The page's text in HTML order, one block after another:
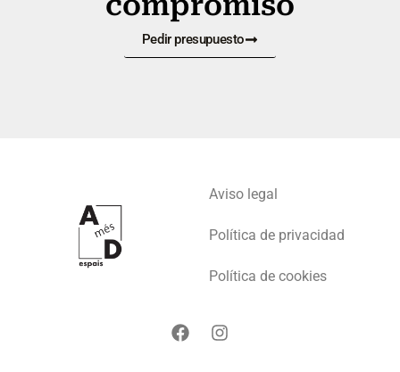
Pedir presupuesto
Aviso legal
Política de privacidad
Política de cookies
F
a
I
n